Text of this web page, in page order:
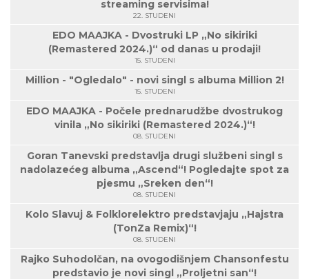
streaming servisima!
22. STUDENI
EDO MAAJKA - Dvostruki LP „No sikiriki
(Remastered 2024.)“ od danas u prodaji!
15. STUDENI
Million - "Ogledalo" - novi singl s albuma Million 2!
15. STUDENI
EDO MAAJKA - Počele prednarudžbe dvostrukog
vinila „No sikiriki (Remastered 2024.)“!
08. STUDENI
Goran Tanevski predstavlja drugi službeni singl s
nadolazećeg albuma „Ascend“! Pogledajte spot za
pjesmu „Sreken den“!
08. STUDENI
Kolo Slavuj & Folklorelektro predstavjaju „Hajstra
(TonZa Remix)“!
08. STUDENI
Rajko Suhodolčan, na ovogodišnjem Chansonfestu
predstavio je novi singl „Proljetni san“!